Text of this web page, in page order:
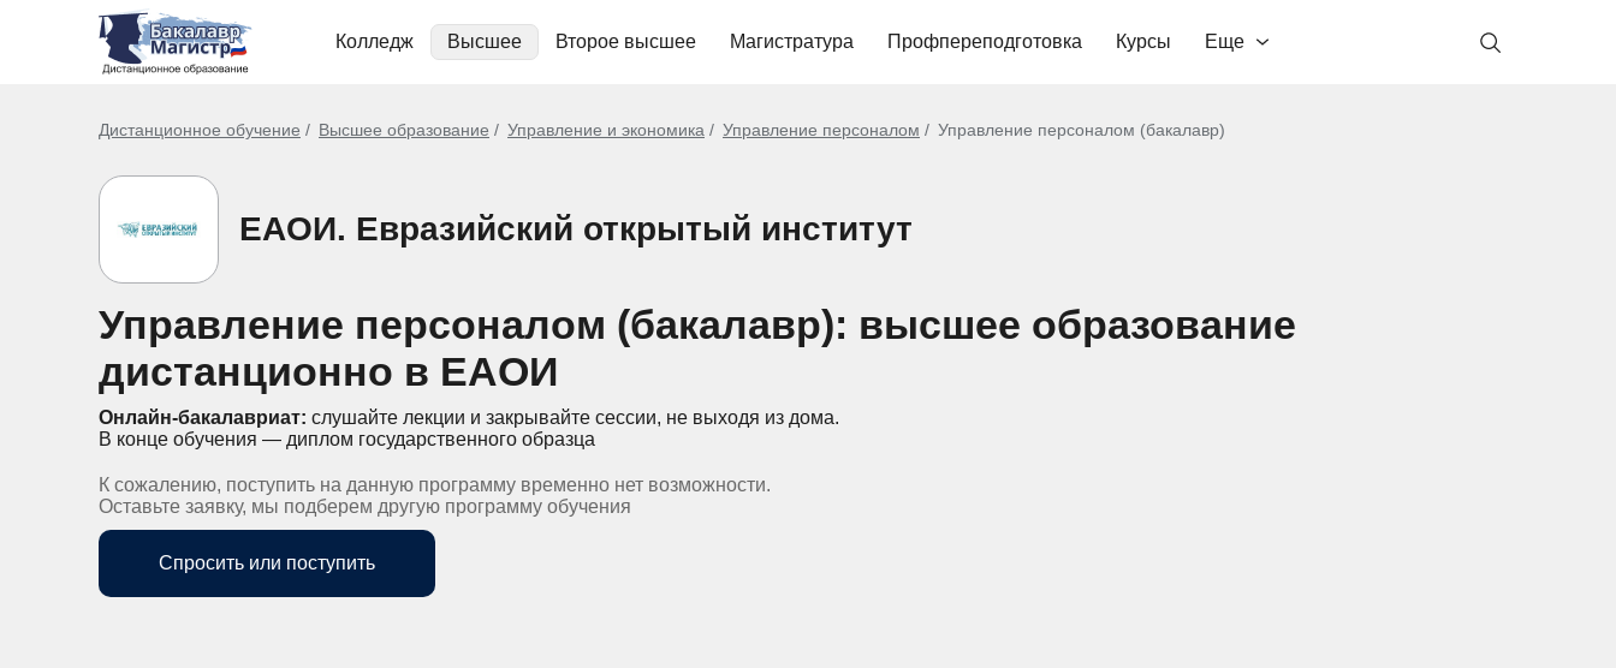
Колледж Высшее Второе высшее Магистратура Профпереподготовка Курсы Еще
Дистанционное обучение Высшее образование Управление и экономика Управление персоналом Управление персоналом (бакалавр)
ЕАОИ. Евразийский открытый институт
Управление персоналом (бакалавр): высшее образование
дистанционно в ЕАОИ
Онлайн-бакалавриат: слушайте лекции и закрывайте сессии, не выходя из дома.
В конце обучения — диплом государственного образца
К сожалению, поступить на данную программу временно нет возможности.
Оставьте заявку, мы подберем другую программу обучения
Спросить или поступить